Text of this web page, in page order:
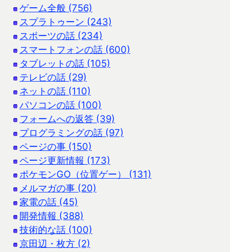
ゲーム全般 (756)
スプラトゥーン (243)
スポーツの話 (234)
スマートフォンの話 (600)
タブレットの話 (105)
テレビの話 (29)
ネットの話 (110)
パソコンの話 (100)
フォームへの返答 (39)
プログラミングの話 (97)
ページの事 (150)
ページ更新情報 (173)
ポケモンGO（位置ゲー） (131)
メルマガの事 (20)
家電の話 (45)
開発情報 (388)
技術的な話 (100)
京田辺・枚方 (2)